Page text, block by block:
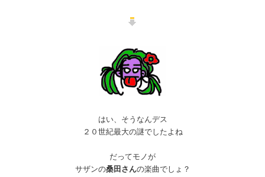
はい、そうなんデス
２０世紀最大の謎でしたよね
だってモノが
サザンの桑田さんの楽曲でしょ？